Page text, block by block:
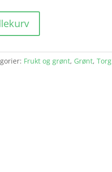
Frukt og grønt, Grønt,Torg